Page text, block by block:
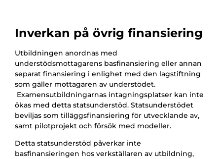
Inverkan på övrig finansiering
Utbildningen anordnas med
understödsmottagarens basfinansiering eller annan
separat finansiering i enlighet med den lagstiftning
som gäller mottagaren av understödet.
Examensutbildningarnas intagningsplatser kan inte
ökas med detta statsunderstöd. Statsunderstödet
beviljas som tilläggsfinansiering för utvecklande av,
samt pilotprojekt och försök med modeller.
Detta statsunderstöd påverkar inte
basfinansieringen hos verkställaren av utbildning,